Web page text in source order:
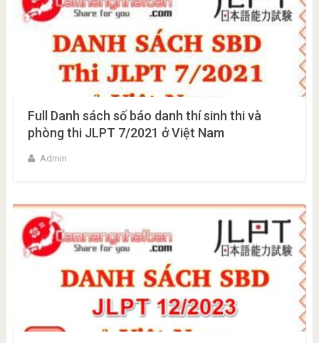
Full Danh sách số báo danh thí sinh thi và
phòng thi JLPT 7/2021 ở Việt Nam
Admin